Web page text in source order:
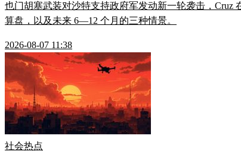
也门胡塞武装对沙特支持政府军发动新一轮袭击，
算盘，以及未来 6—12 个月的三种情景。
2026-08-07 11:38
社会热点